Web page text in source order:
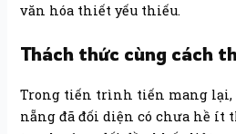
văn hóa thiết yếu thiếu.
Thách thức cùng cách
Trong tiến trình tiến mang lại,
nẵng đã đối diện có chưa hề ít